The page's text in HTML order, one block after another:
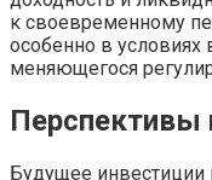
к своевременному
особенно в условиях
меняющегося
Будущее инвестиции